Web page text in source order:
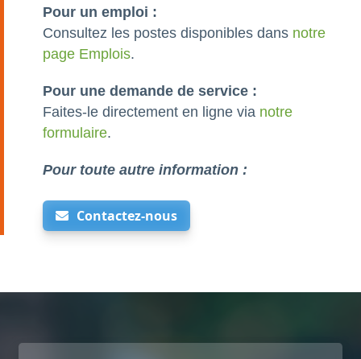
Pour un emploi :
Consultez les postes disponibles dans notre
page Emplois.
Pour une demande de service :
Faites-le directement en ligne via notre
formulaire.
Pour toute autre information :
Contactez-nous